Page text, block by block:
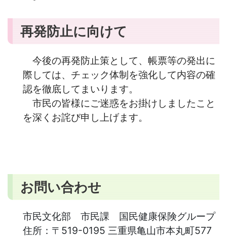
再発防止に向けて
今後の再発防止策として、帳票等の発出に
際しては、チェック体制を強化して内容の確
認を徹底してまいります。
市民の皆様にご迷惑をお掛けしましたこと
を深くお詫び申し上げます。
お問い合わせ
市民文化部 市民課 国民健康保険グループ
住所： 〒519-0195 三重県亀山市本丸町577